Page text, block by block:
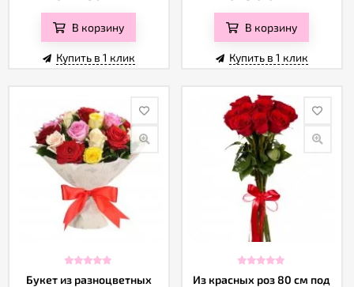
В корзину
Купить в 1 клик
В корзину
Купить в 1 клик
Букет из разноцветных
Из красных роз 80 см под